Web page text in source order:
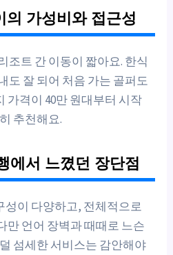
가성비와 접근성
조트 간 이동이 짧아요. 한식
도 잘 되어 처음 가는 골퍼도
가격이 40만 원대부터 시작
추천해요.
에서 느꼈던 장단점
성이 다양하고, 전체적으로
만 언어 장벽과 때때로 느슨
섬세한 서비스는 감안해야